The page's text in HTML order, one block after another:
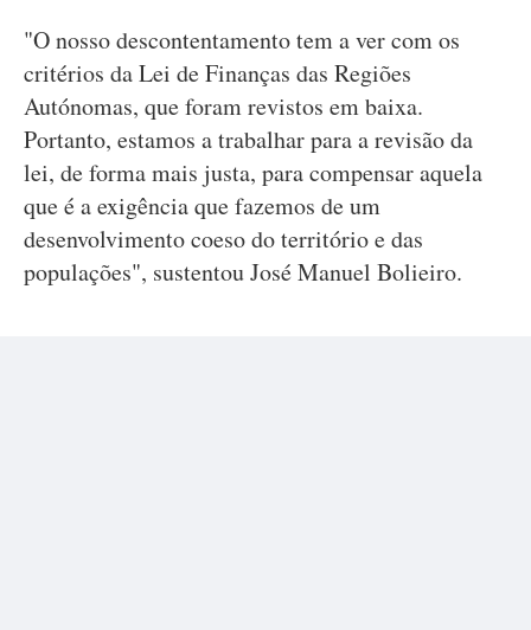
"O nosso descontentamento tem a ver com os
critérios da Lei de Finanças das Regiões
Autónomas, que foram revistos em baixa.
Portanto, estamos a trabalhar para a revisão da
lei, de forma mais justa, para compensar aquela
que é a exigência que fazemos de um
desenvolvimento coeso do território e das
populações", sustentou José Manuel Bolieiro.